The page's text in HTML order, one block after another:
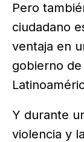
Pero
ciudadano
ventaja en
gobierno
Y durante
violencia y